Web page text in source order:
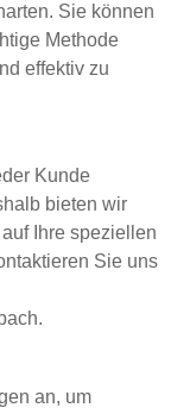
Sie können
Methode
effektiv zu
Kunde
bieten wir
Ihre speziellen
Sie uns
an, um